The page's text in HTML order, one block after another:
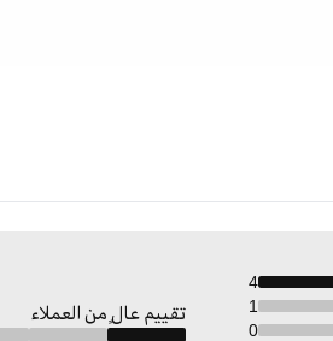
4
1
0
تقييم عالٍ من العملاء